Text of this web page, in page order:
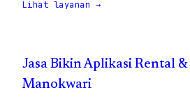
Lihat layanan →
Jasa Bikin Aplikasi Rental
Manokwari